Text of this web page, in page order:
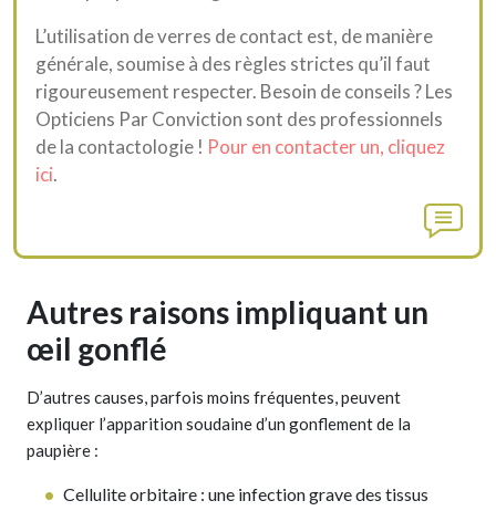
L’utilisation de verres de contact est, de manière
générale, soumise à des règles strictes qu’il faut
rigoureusement respecter. Besoin de conseils ? Les
Opticiens Par Conviction sont des professionnels
de la contactologie ! Pour en contacter un, cliquez
ici.
Autres raisons impliquant un
œil gonflé
D’autres causes, parfois moins fréquentes, peuvent
expliquer l’apparition soudaine d’un gonflement de la
paupière :
Cellulite orbitaire : une infection grave des tissus